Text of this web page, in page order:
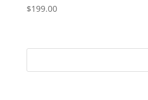
$199.00